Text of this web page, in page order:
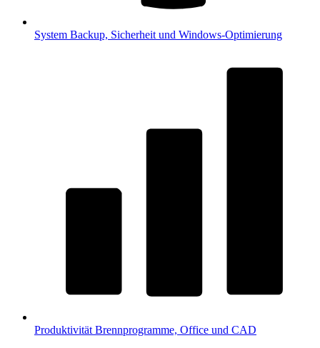
System Backup, Sicherheit und Windows-Optimierung
Produktivität Brennprogramme, Office und CAD